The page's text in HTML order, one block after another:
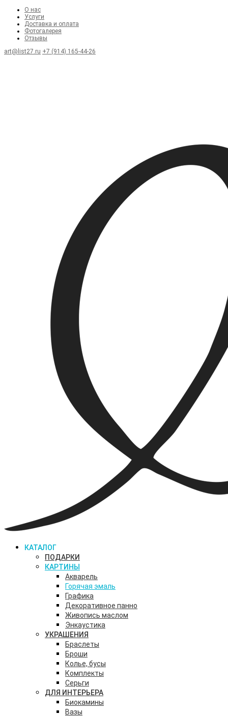
О нас
Услуги
Доставка и оплата
Фотогалерея
Отзывы
art@list27.ru +7 (914) 165-44-26
КАТАЛОГ
ПОДАРКИ
КАРТИНЫ
Акварель
Горячая эмаль
Графика
Декоративное панно
Живопись маслом
Энкаустика
УКРАШЕНИЯ
Браслеты
Броши
Колье, бусы
Комплекты
Серьги
ДЛЯ ИНТЕРЬЕРА
Биокамины
Вазы